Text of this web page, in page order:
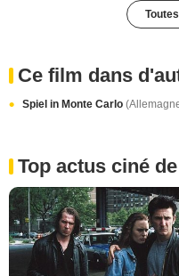
Ce film dans
Spiel in Monte Carlo
Top actus ciné